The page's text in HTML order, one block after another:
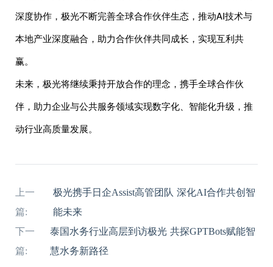
深度协作，极光不断完善全球合作伙伴生态，推动AI技术与
本地产业深度融合，助力合作伙伴共同成长，实现互利共
赢。
未来，极光将继续秉持开放合作的理念，携手全球合作伙
伴，助力企业与公共服务领域实现数字化、智能化升级，推
动行业高质量发展。
上一
篇:
极光携手日企Assist高管团队 深化AI合作共创智
能未来
下一
篇:
泰国水务行业高层到访极光 共探GPTBots赋能智
慧水务新路径